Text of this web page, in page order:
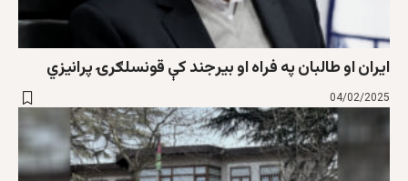
ایران او طالبان په فراه او بیرجند کې قونسلګرۍ پرانیزي
04/02/2025